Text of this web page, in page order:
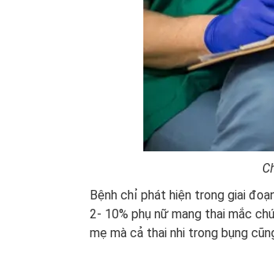
Bệnh chỉ phát hiện trong giai
2- 10% phụ nữ mang thai mắc
mẹ mà cả thai nhi trong bụng